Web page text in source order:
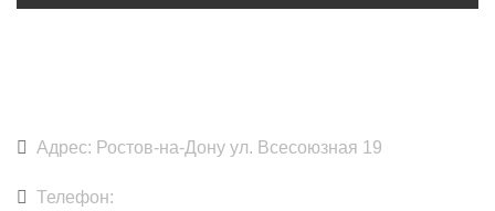
Адрес: Ростов-на-Дону ул. Всесоюзная 19
Телефон: